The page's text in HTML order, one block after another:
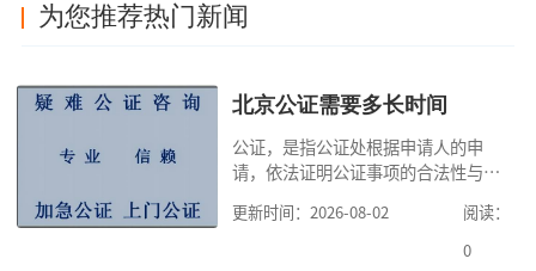
为您推荐热门新闻
北京公证需要多长时间
公证，是指公证处根据申请人的申
请，依法证明公证事项的合法性与真
高公证事项的效力，固定证据，但是
很多人不知道在北京办理公证需要多
更新时间：2026-08-02
阅读：
0